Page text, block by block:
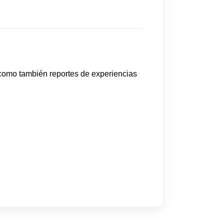
también reportes de experiencias